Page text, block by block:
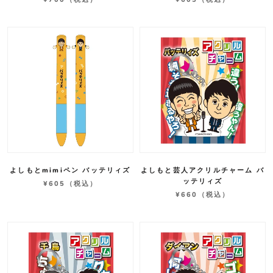
よしもとmimiペン バッテリィズ
¥605
（税込）
よしもと芸人アクリルチャーム バ
ッテリィズ
¥660
（税込）